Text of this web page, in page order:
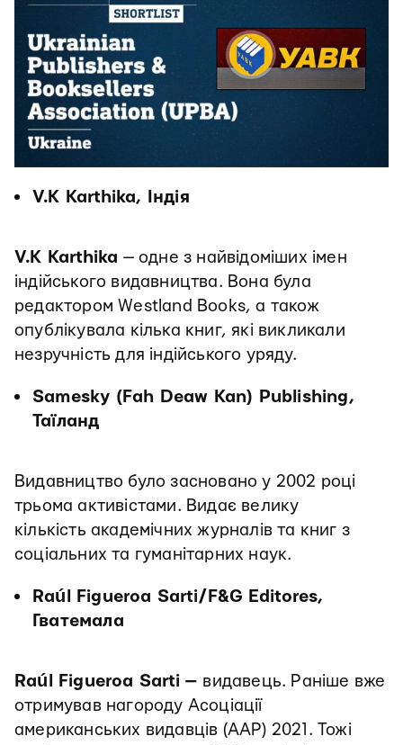
V.K Karthika, Індія
V.K Karthika — одне з найвідоміших імен
індійського видавництва. Вона була
редактором Westland Books, а також
опублікувала кілька книг, які викликали
незручність для індійського уряду.
Samesky (Fah Deaw Kan) Publishing,
Таїланд
Видавництво було засновано у 2002 році
трьома активістами. Видає велику
кількість академічних журналів та книг з
соціальних та гуманітарних наук.
Raúl Figueroa Sarti/F&G Editores,
Гватемала
Raúl Figueroa Sarti — видавець. Раніше вже
отримував нагороду Асоціації
американських видавців (AAP) 2021. Тожі